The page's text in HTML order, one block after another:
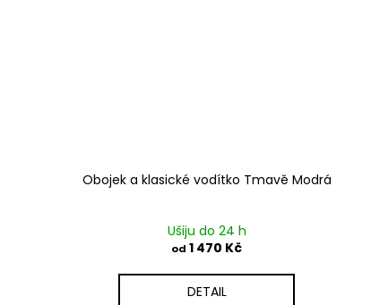
Obojek a klasické vodítko Tmavě Modrá
Ušiju do 24 h
od 1 470 Kč
DETAIL